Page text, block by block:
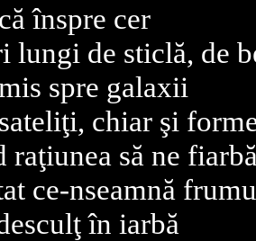
înspre cer
lungi de sticlă, de
spre galaxii
chiar şi
raţiunea să ne
ce-nseamnă
în iarbă